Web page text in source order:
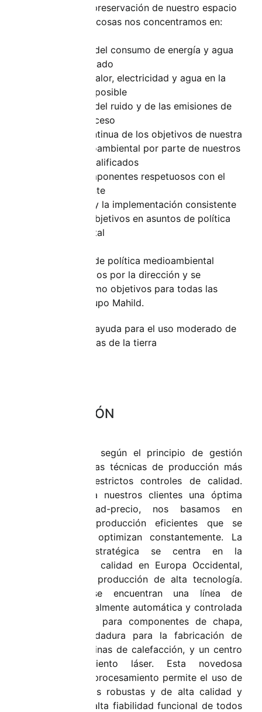
promovemos la preservación de nuestro espacio
vital. Entre otras cosas nos concentramos en:
La reducción del consumo de energía y agua
durante el secado
Reciclaje de calor, electricidad y agua en la
medida de lo posible
La reducción del ruido y de las emisiones de
gases del proceso
La mejora continua de los objetivos de nuestra
política medioambiental por parte de nuestros
empleados cualificados
El uso de componentes respetuosos con el
medio ambiente
El monitoreo y la implementación consistente
de nuestros objetivos en asuntos de política
medioambiental
Estos principios de política medioambiental
fueron confirmados por la dirección y se
establecieron como objetivos para todas las
empresas del Grupo Mahild.
Agradecemos la ayuda para el uso moderado de
las materias primas de la tierra
PRODUCCIÓN
Mahild trabaja según el principio de gestión
ajustada con las técnicas de producción más
avanzadas y estrictos controles de calidad.
Para ofrecer a nuestros clientes una óptima
relación calidad-precio, nos basamos en
métodos de producción eficientes que se
desarrollan y optimizan constantemente. La
orientación estratégica se centra en la
producción de calidad en Europa Occidental,
con líneas de producción de alta tecnología.
Entre ellas se encuentran una línea de
producción totalmente automática y controlada
por ordenador para componentes de chapa,
robots de soldadura para la fabricación de
tuberías y bobinas de calefacción, y un centro
de procesamiento láser. Esta novedosa
tecnología de procesamiento permite el uso de
materias primas robustas y de alta calidad y
garantiza una alta fiabilidad funcional de todos